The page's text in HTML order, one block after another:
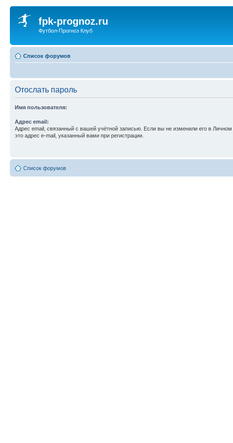
fpk-prognoz.ru
Футбол-Прогноз Клуб
Список форумов
Отослать пароль
Имя пользователя:
Адрес email:
Адрес email, связанный с вашей учётной записью. Если вы не изменили его в Личном
это адрес e-mail, указанный вами при регистрации.
Список форумов